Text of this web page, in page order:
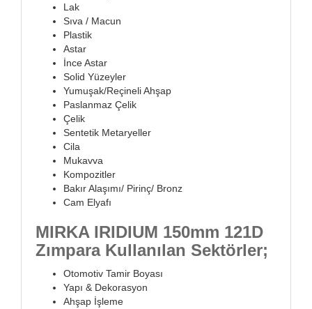
Lak
Sıva / Macun
Plastik
Astar
İnce Astar
Solid Yüzeyler
Yumuşak/Reçineli Ahşap
Paslanmaz Çelik
Çelik
Sentetik Metaryeller
Cila
Mukavva
Kompozitler
Bakır Alaşımı/ Pirinç/ Bronz
Cam Elyafı
MIRKA IRIDIUM 150mm 121D
Zımpara Kullanılan Sektörler;
Otomotiv Tamir Boyası
Yapı & Dekorasyon
Ahşap İşleme